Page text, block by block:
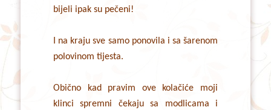
bijeli ipak su pečeni!
I na kraju sve samo ponovila i sa šarenom
polovinom tijesta.
Obično kad pravim ove kolačiće moji
klinci spremni čekaju sa modlicama i